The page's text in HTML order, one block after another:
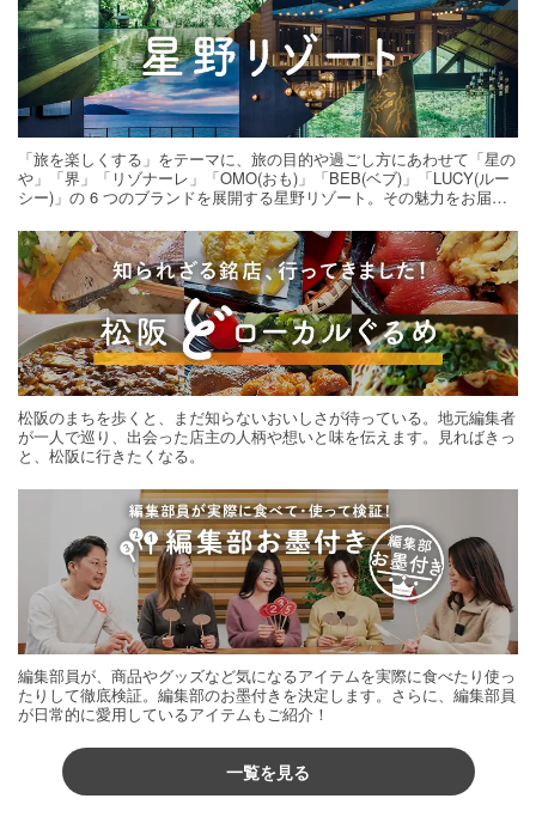
「旅を楽しくする」をテーマに、旅の目的や過ごし方にあわせて「星の
や」「界」「リゾナーレ」「OMO(おも)」「BEB(ベブ)」「LUCY(ルー
シー)」の 6 つのブランドを展開する星野リゾート。その魅力をお届け
松阪のまちを歩くと、まだ知らないおいしさが待っている。地元編集者
が一人で巡り、出会った店主の人柄や想いと味を伝えます。見ればきっ
と、松阪に行きたくなる。
編集部員が、商品やグッズなど気になるアイテムを実際に食べたり使っ
たりして徹底検証。編集部のお墨付きを決定します。さらに、編集部員
が日常的に愛用しているアイテムもご紹介！
一覧を見る